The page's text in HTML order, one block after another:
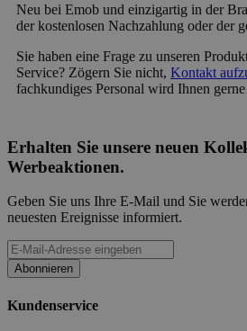
Neu bei Emob und einzigartig in der
der kostenlosen Nachzahlung oder der
Sie haben eine Frage zu unseren
Service? Zögern Sie nicht, Kontakt
fachkundiges Personal wird Ihnen
Erhalten Sie unsere neuen
Werbeaktionen.
Geben Sie uns Ihre E-Mail und Sie
neuesten Ereignisse informiert.
Abonnieren
Kundenservice